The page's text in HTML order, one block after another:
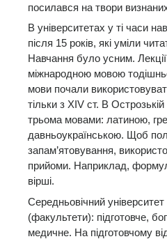
посилався на твори
В університетах у ті часи
після 15 років, які уміли
Навчання було усним.
міжнародною мовою
мови почали
тільки з XIV ст. В
трьома мовами: латиною,
давньоукраїнською. Щоб
запам’ятовування,
прийоми. Наприклад,
вірші.
Середньовічний
(факультети): підготовче,
медичне. На підготовчому